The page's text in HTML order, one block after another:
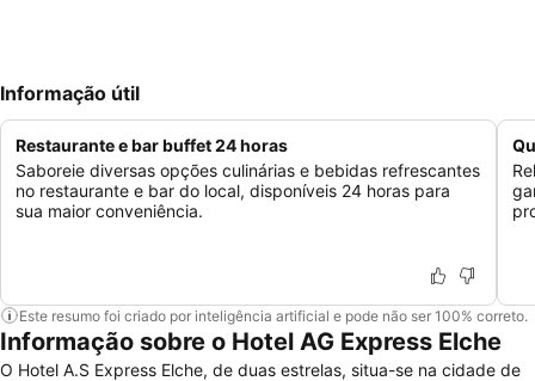
Informação útil
Restaurante e bar buffet 24 horas
Saboreie diversas opções culinárias e bebidas refrescantes
no restaurante e bar do local, disponíveis 24 horas para
sua maior conveniência.
Este resumo foi criado por inteligência artificial e pode não ser 100% correto.
Informação sobre o Hotel AG Express Elche
O Hotel A.S Express Elche, de duas estrelas, situa-se na cidade de